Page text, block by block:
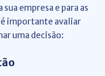
empresa e para as
é importante avaliar
uma decisão: